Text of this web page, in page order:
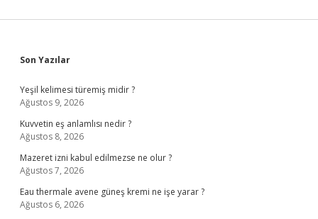
Sidebar
Son Yazılar
Yeşil kelimesi türemiş midir ?
Ağustos 9, 2026
Kuvvetin eş anlamlısı nedir ?
Ağustos 8, 2026
Mazeret izni kabul edilmezse ne olur ?
Ağustos 7, 2026
Eau thermale avene güneş kremi ne işe yarar ?
Ağustos 6, 2026